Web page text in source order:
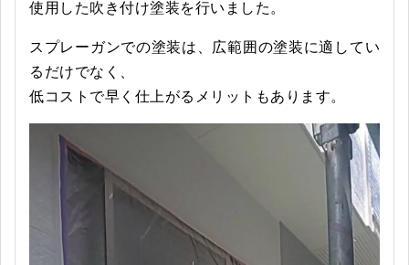
使用した吹き付け塗装を行いました。
スプレーガンでの塗装は、広範囲の塗装に適してい
るだけでなく、
低コストで早く仕上がるメリットもあります。